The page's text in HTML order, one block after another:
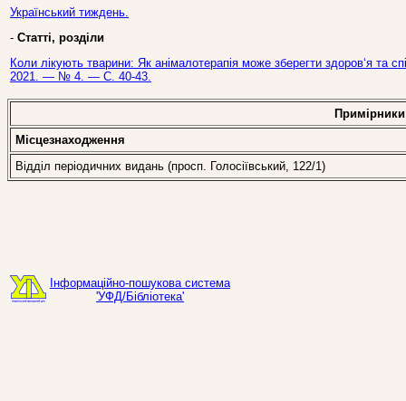
Український тиждень.
- Статті, розділи
Коли лікують тварини: Як анімалотерапія може зберегти здоров‘я та
2021. — № 4. — С. 40-43.
Примірники
Місцезнаходження
Відділ періодичних видань (просп. Голосіївський, 122/1)
Інформаційно-пошукова система
'УФД/Бібліотека'